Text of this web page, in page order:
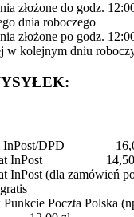
złożone do godz.
dnia roboczego
złożone po godz.
w kolejnym dniu
InPost/DPD
InPost 14,50
InPost (dla zamówień
Poczta Polska